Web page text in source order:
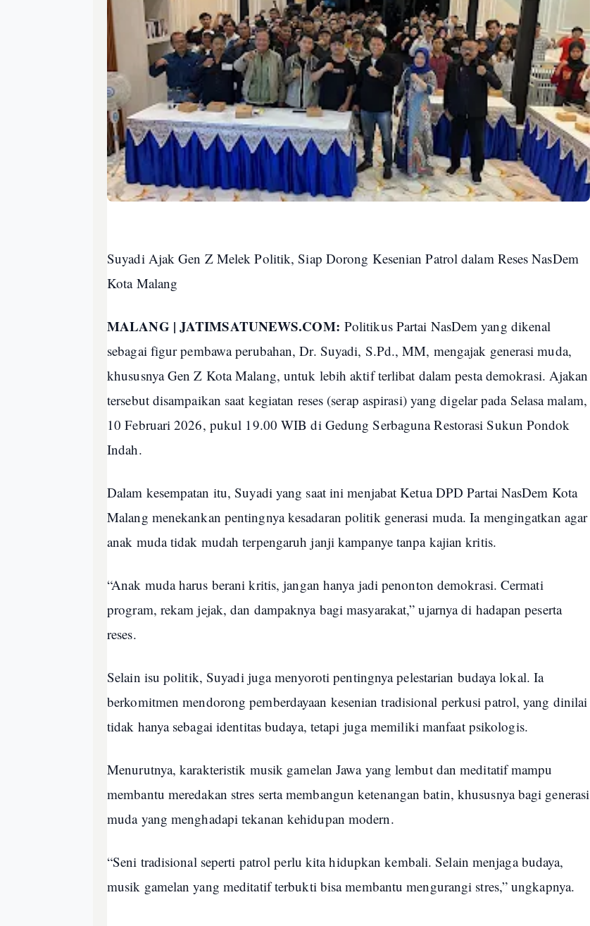
Suyadi Ajak Gen Z Melek Politik, Siap Dorong Kesenian Patrol dalam Reses NasDem
Kota Malang
MALANG | JATIMSATUNEWS.COM: Politikus Partai NasDem yang dikenal
sebagai figur pembawa perubahan, Dr. Suyadi, S.Pd., MM, mengajak generasi muda,
khususnya Gen Z Kota Malang, untuk lebih aktif terlibat dalam pesta demokrasi. Ajakan
tersebut disampaikan saat kegiatan reses (serap aspirasi) yang digelar pada Selasa malam,
10 Februari 2026, pukul 19.00 WIB di Gedung Serbaguna Restorasi Sukun Pondok
Indah.
Dalam kesempatan itu, Suyadi yang saat ini menjabat Ketua DPD Partai NasDem Kota
Malang menekankan pentingnya kesadaran politik generasi muda. Ia mengingatkan agar
anak muda tidak mudah terpengaruh janji kampanye tanpa kajian kritis.
“Anak muda harus berani kritis, jangan hanya jadi penonton demokrasi. Cermati
program, rekam jejak, dan dampaknya bagi masyarakat,” ujarnya di hadapan peserta
reses.
Selain isu politik, Suyadi juga menyoroti pentingnya pelestarian budaya lokal. Ia
berkomitmen mendorong pemberdayaan kesenian tradisional perkusi patrol, yang dinilai
tidak hanya sebagai identitas budaya, tetapi juga memiliki manfaat psikologis.
Menurutnya, karakteristik musik gamelan Jawa yang lembut dan meditatif mampu
membantu meredakan stres serta membangun ketenangan batin, khususnya bagi generasi
muda yang menghadapi tekanan kehidupan modern.
“Seni tradisional seperti patrol perlu kita hidupkan kembali. Selain menjaga budaya,
musik gamelan yang meditatif terbukti bisa membantu mengurangi stres,” ungkapnya.